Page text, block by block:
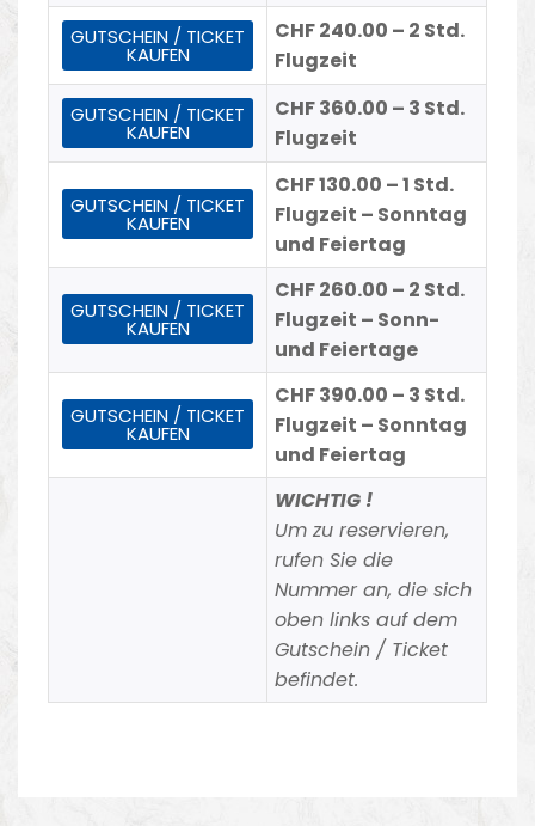
GUTSCHEIN / TICKET
KAUFEN
CHF 240.00 – 2 Std.
Flugzeit
GUTSCHEIN / TICKET
KAUFEN
CHF 360.00 – 3 Std.
Flugzeit
GUTSCHEIN / TICKET
KAUFEN
CHF 130.00 – 1 Std.
Flugzeit – Sonntag
und Feiertag
GUTSCHEIN / TICKET
KAUFEN
CHF 260.00 – 2 Std.
Flugzeit – Sonn-
und Feiertage
GUTSCHEIN / TICKET
KAUFEN
CHF 390.00 – 3 Std.
Flugzeit – Sonntag
und Feiertag
WICHTIG !
Um zu reservieren,
rufen Sie die
Nummer an, die sich
oben links auf dem
Gutschein / Ticket
befindet.